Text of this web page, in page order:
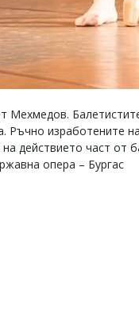
Мехмедов.
Ръчно изработените
действието част от
опера – Бургас